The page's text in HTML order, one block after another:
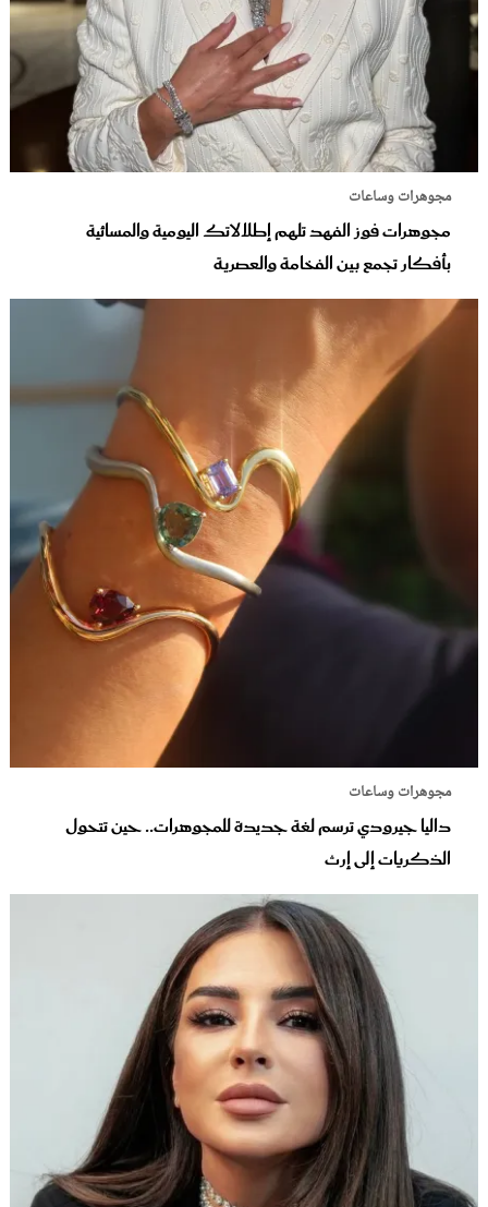
مجوهرات وساعات
مجوهرات فوز الفهد تلهم إطلالاتك اليومية والمسائية
بأفكار تجمع بين الفخامة والعصرية
مجوهرات وساعات
داليا جيرودي ترسم لغة جديدة للمجوهرات.. حين تتحول
الذكريات إلى إرث